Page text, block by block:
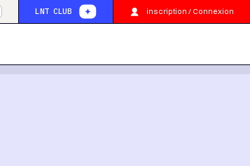
LNT CLUB inscription / Connexion